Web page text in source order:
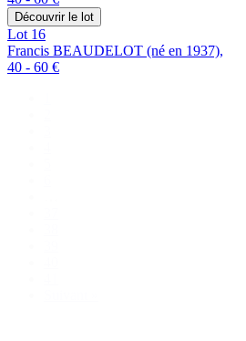
Découvrir le lot
Lot 16
Francis BEAUDELOT (né en 1937),
40 - 60 €